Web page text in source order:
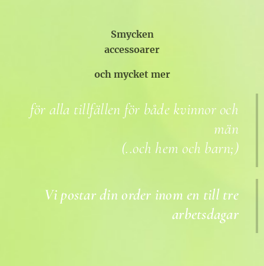
Smycken
accessoarer
och mycket mer
för alla tillfällen för både kvinnor och
män
(..och hem och barn;)
Vi postar din order inom en till tre
arbetsdagar